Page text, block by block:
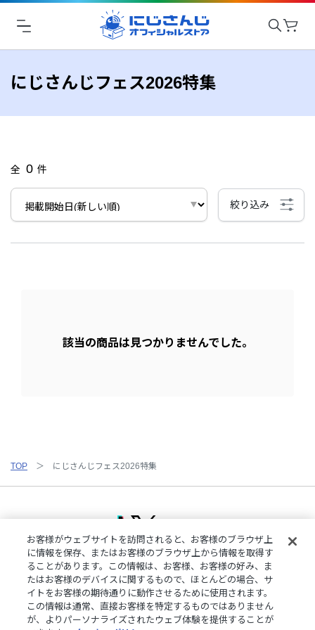
にじさんじフェス2026特集
全 0 件
絞り込み
該当の商品は見つかりませんでした。
TOP にじさんじフェス2026特集
ご利用規約プライバシーポリシー
特定商取引法に基づく表記
ご利用ガイドよくある質問お問い合わせにじさんじ公式サイト
クッキーの詳細
お客様がウェブサイトを訪問されると、お客様のブラウザ上
に情報を保存、またはお客様のブラウザ上から情報を取得す
ることがあります。この情報は、お客様、お客様の好み、ま
たはお客様のデバイスに関するもので、ほとんどの場合、サ
イトをお客様の期待通りに動作させるために使用されます。
この情報は通常、直接お客様を特定するものではありません
が、よりパーソナライズされたウェブ体験を提供することが